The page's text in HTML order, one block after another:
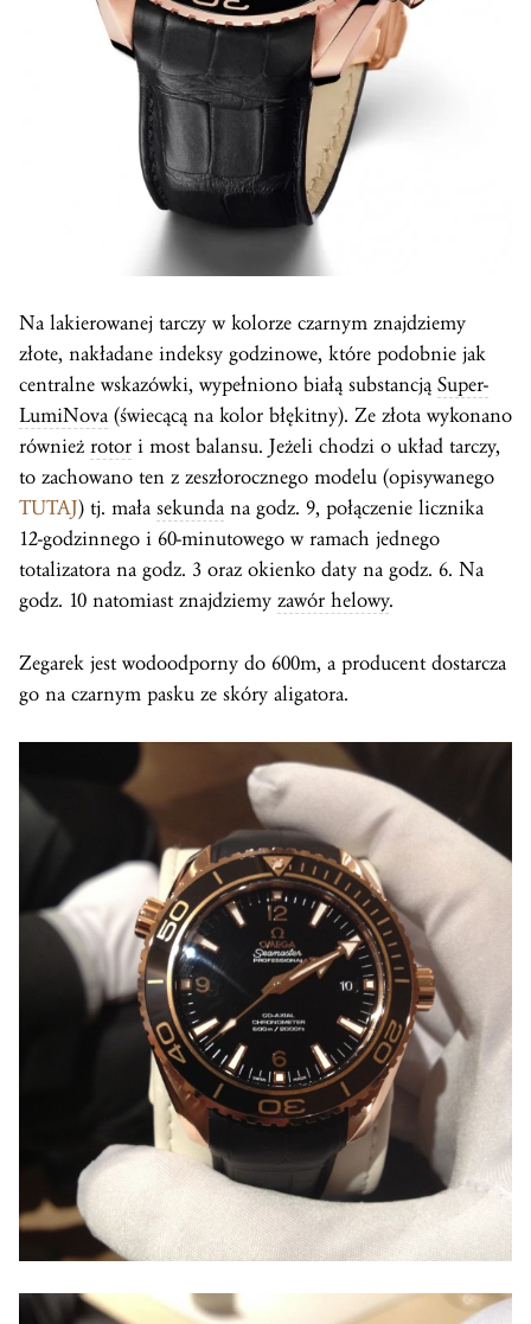
Na lakierowanej tarczy w kolorze czarnym znajdziemy
złote, nakładane indeksy godzinowe, które podobnie jak
centralne wskazówki, wypełniono białą substancją Super-
LumiNova (świecącą na kolor błękitny). Ze złota wykonano
również rotor i most balansu. Jeżeli chodzi o układ tarczy,
to zachowano ten z zeszłorocznego modelu (opisywanego
TUTAJ) tj. mała sekunda na godz. 9, połączenie licznika
12-godzinnego i 60-minutowego w ramach jednego
totalizatora na godz. 3 oraz okienko daty na godz. 6. Na
godz. 10 natomiast znajdziemy zawór helowy.
Zegarek jest wodoodporny do 600m, a producent dostarcza
go na czarnym pasku ze skóry aligatora.